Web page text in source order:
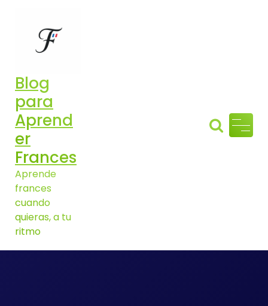
contenu
Blog
para
Aprend
er
Frances
Aprende
frances
cuando
quieras, a tu
ritmo